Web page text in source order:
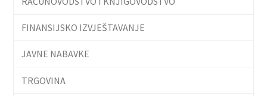
FINANSIJSKO IZVJEŠTAVANJE
JAVNE NABAVKE
TRGOVINA